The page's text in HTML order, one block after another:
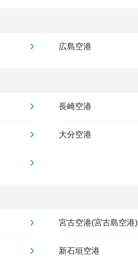
広島空港
長崎空港
大分空港
宮古空港(宮古島空港)
新石垣空港